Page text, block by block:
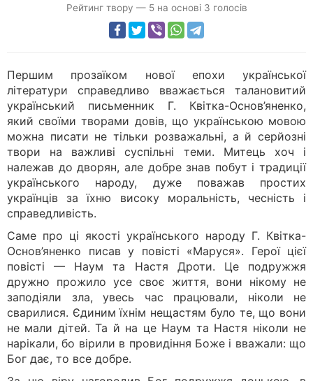
Рейтинг твору — 5на основі 3 голосів
Першим прозаїком нової епохи української
літератури справедливо вважається талановитий
український письменник Г. Квітка-Основ’яненко,
який своїми творами довів, що українською мовою
можна писати не тільки розважальні, а й серйозні
твори на важливі суспільні теми. Митець хоч і
належав до дворян, але добре знав побут і традиції
українського народу, дуже поважав простих
українців за їхню високу моральність, чесність і
справедливість.
Саме про ці якості українського народу Г. Квітка-
Основ’яненко писав у повісті «Маруся». Герої цієї
повісті — Наум та Настя Дроти. Це подружжя
дружно прожило усе своє життя, вони нікому не
заподіяли зла, увесь час працювали, ніколи не
сварилися. Єдиним їхнім нещастям було те, що вони
не мали дітей. Та й на це Наум та Настя ніколи не
нарікали, бо вірили в провидіння Боже і вважали: що
Бог дає, то все добре.